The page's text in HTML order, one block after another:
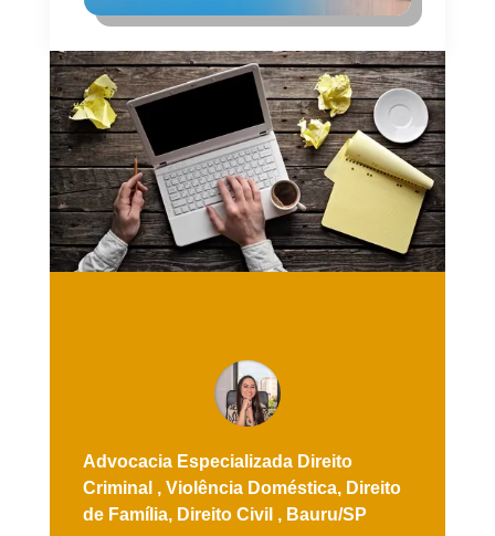
Advocacia Especializada Direito
Criminal , Violência Doméstica, Direito
de Família, Direito Civil , Bauru/SP